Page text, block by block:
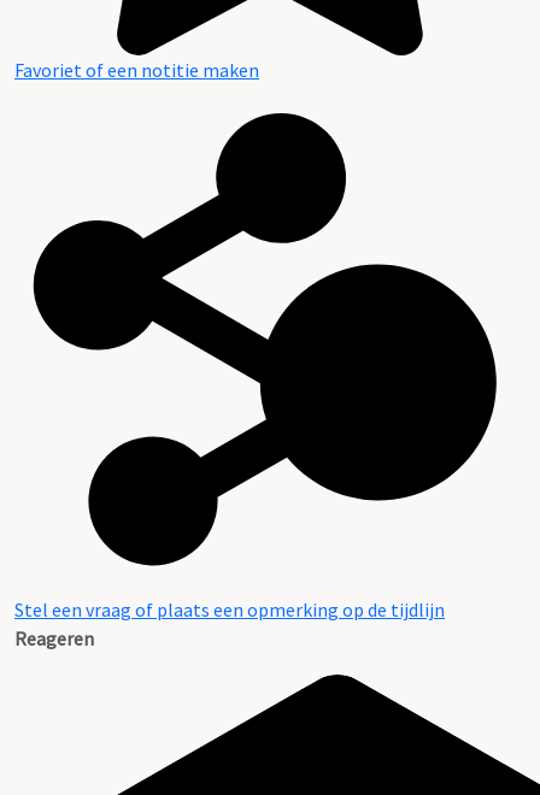
Favoriet of een notitie maken
Stel een vraag of plaats een opmerking op de tijdlijn
Reageren